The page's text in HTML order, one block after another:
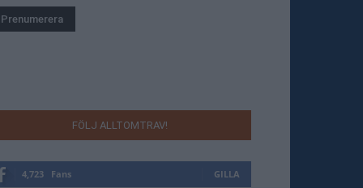
FÖLJ ALLTOMTRAV!
4,723 Fans GILLA